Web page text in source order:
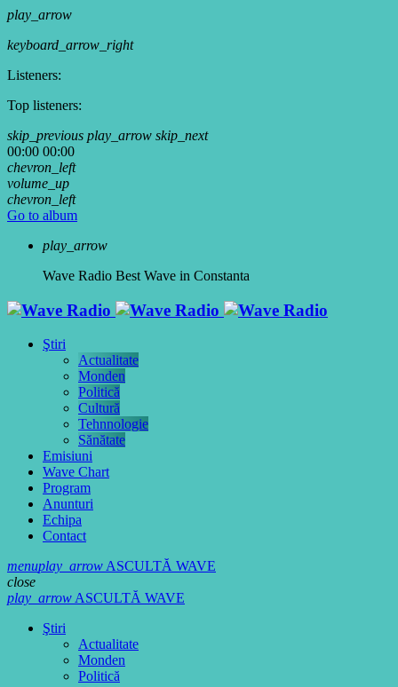
play_arrow
keyboard_arrow_right
Listeners:
Top listeners:
skip_previous play_arrow skip_next
00:00 00:00
chevron_left
volume_up
chevron_left
Go to album
play_arrow
Wave Radio Best Wave in Constanta
Ştiri
Actualitate
Monden
Politică
Cultură
Tehnnologie
Sănătate
Emisiuni
Wave Chart
Program
Anunturi
Echipa
Contact
menuplay_arrowASCULTĂ WAVE
close
play_arrowASCULTĂ WAVE
Ştiri
Actualitate
Monden
Politică